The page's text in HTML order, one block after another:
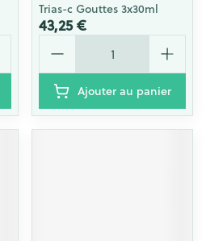
Trias-c Gouttes 3x30ml
43,25 €
Quantité
Ajouter au panier